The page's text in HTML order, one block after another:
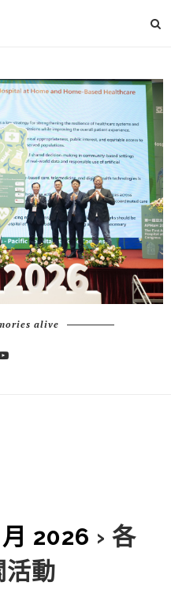
alive
2026 › 各
活動